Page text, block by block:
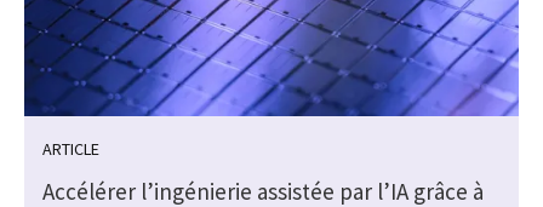
ARTICLE
Accélérer l’ingénierie assistée par l’IA grâce à